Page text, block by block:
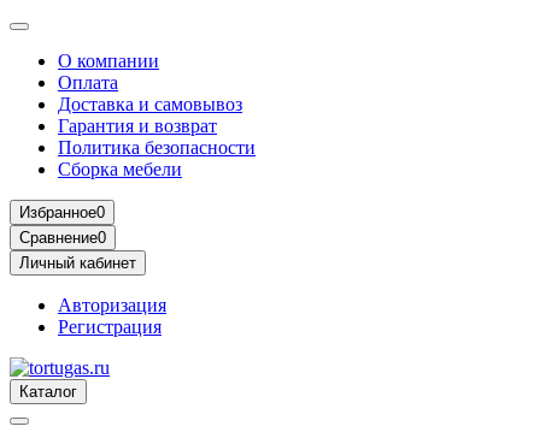
О компании
Оплата
Доставка и самовывоз
Гарантия и возврат
Политика безопасности
Сборка мебели
Избранное0
Сравнение0
Личный кабинет
Авторизация
Регистрация
Каталог